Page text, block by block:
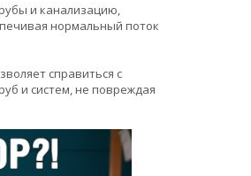
и канализацию,
нормальный поток
справиться с
и систем, не повреждая